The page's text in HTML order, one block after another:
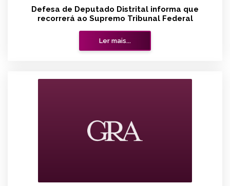
Defesa de Deputado Distrital informa que
recorrerá ao Supremo Tribunal Federal
Ler mais...